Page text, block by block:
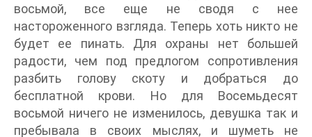
восьмой, все еще не сводя с нее
настороженного взгляда. Теперь хоть никто не
будет ее пинать. Для охраны нет большей
радости, чем под предлогом сопротивления
разбить голову скоту и добраться до
бесплатной крови. Но для Восемьдесят
восьмой ничего не изменилось, девушка так и
пребывала в своих мыслях, и шуметь не